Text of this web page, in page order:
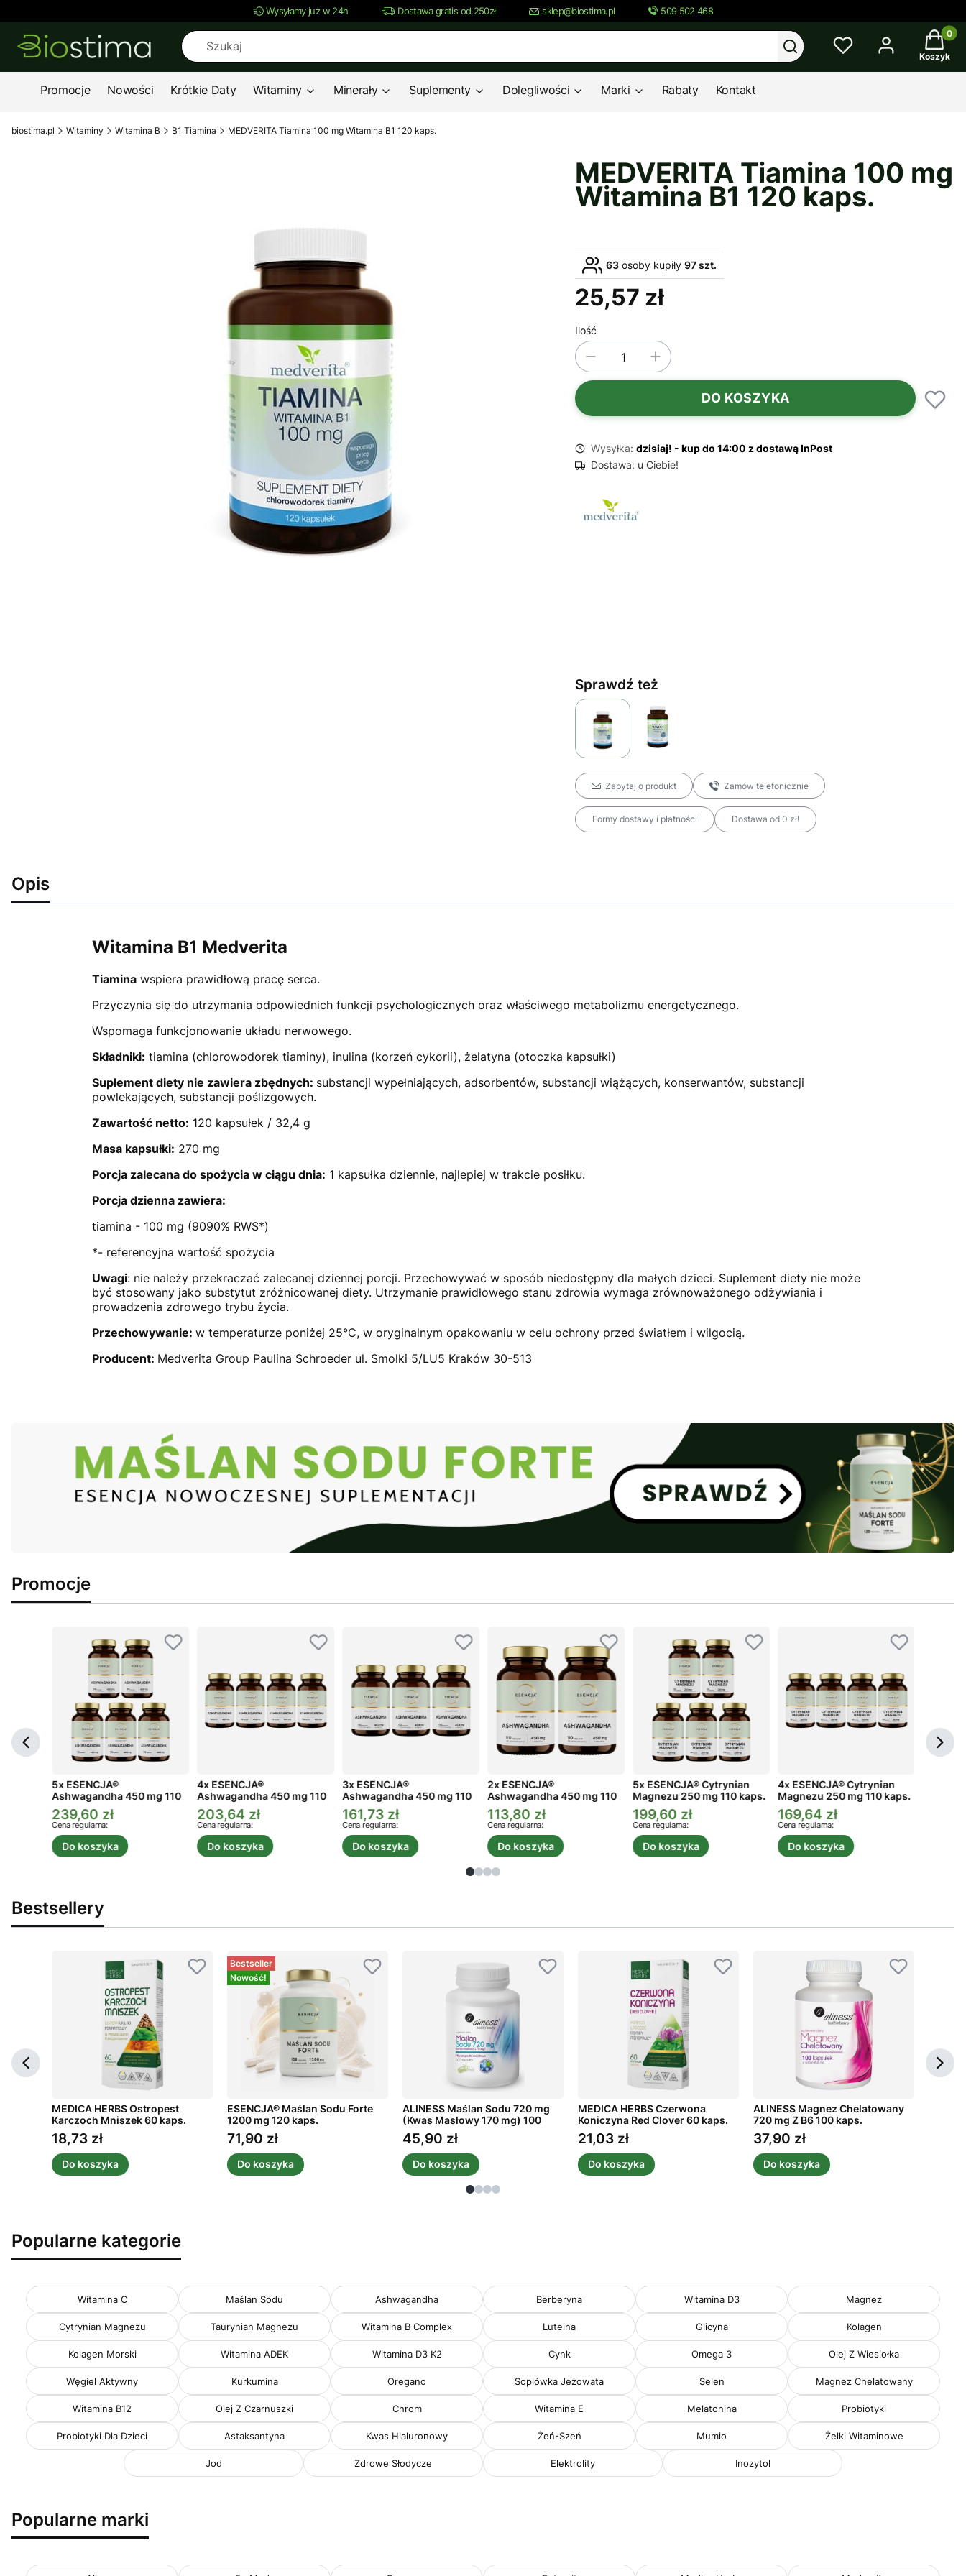
Wysyłamy już w 24h Dostawa gratis od 250zł sklep@biostima.pl 509 502 468
WyczyśćSzukaj
Twój
Koszyk
Promocje Nowości Krótkie Daty Witaminy Minerały Suplementy Dolegliwości Marki Rabaty Kontakt
biostima.pl Witaminy Witamina B B1 Tiamina MEDVERITA Tiamina 100 mg Witamina B1 120 kaps.
MEDVERITA Tiamina 100 mg
Witamina B1 120 kaps.
63 osoby kupiły 97 szt.
Cena
25,57 zł
Ilość
DO KOSZYKA
Wysyłka: dzisiaj! - kup do 14:00 z dostawą InPost
Dostawa: u Ciebie!
Sprawdź też
Zapytaj o produkt Zamów telefonicznie
Formy dostawy i płatności Dostawa od 0 zł!
Opis
Witamina B1 Medverita
Tiamina wspiera prawidłową pracę serca.
Przyczynia się do utrzymania odpowiednich funkcji psychologicznych oraz właściwego metabolizmu energetycznego.
Wspomaga funkcjonowanie układu nerwowego.
Składniki: tiamina (chlorowodorek tiaminy), inulina (korzeń cykorii), żelatyna (otoczka kapsułki)
Suplement diety nie zawiera zbędnych: substancji wypełniających, adsorbentów, substancji wiążących, konserwantów, substancji
powlekających, substancji poślizgowych.
Zawartość netto: 120 kapsułek / 32,4 g
Masa kapsułki: 270 mg
Porcja zalecana do spożycia w ciągu dnia: 1 kapsułka dziennie, najlepiej w trakcie posiłku.
Porcja dzienna zawiera:
tiamina - 100 mg (9090% RWS*)
*- referencyjna wartość spożycia
Uwagi: nie należy przekraczać zalecanej dziennej porcji. Przechowywać w sposób niedostępny dla małych dzieci. Suplement diety nie może
być stosowany jako substytut zróżnicowanej diety. Utrzymanie prawidłowego stanu zdrowia wymaga zrównoważonego odżywiania i
prowadzenia zdrowego trybu życia.
Przechowywanie: w temperaturze poniżej 25°C, w oryginalnym opakowaniu w celu ochrony przed światłem i wilgocią.
Producent: Medverita Group Paulina Schroeder ul. Smolki 5/LU5 Kraków 30-513
Promocje
5x ESENCJA®
Ashwagandha 450 mg 110
kaps.
Cena promocyjna
239,60 zł
Cena regularna:
Do koszyka
4x ESENCJA®
Ashwagandha 450 mg 110
kaps.
Cena promocyjna
203,64 zł
Cena regularna:
Do koszyka
3x ESENCJA®
Ashwagandha 450 mg 110
kaps.
Cena promocyjna
161,73 zł
Cena regularna:
Do koszyka
2x ESENCJA®
Ashwagandha 450 mg 110
kaps.
Cena promocyjna
113,80 zł
Cena regularna:
Do koszyka
5x ESENCJA® Cytrynian
Magnezu 250 mg 110 kaps.
Cena promocyjna
199,60 zł
Cena regularna:
Do koszyka
4x ESENCJA® Cytrynian
Magnezu 250 mg 110 kaps.
Cena promocyjna
169,64 zł
Cena regularna:
Do koszyka
Bestsellery
MEDICA HERBS Ostropest
Karczoch Mniszek 60 kaps.
Cena
18,73 zł
Do koszyka
Bestseller
Nowość!
ESENCJA® Maślan Sodu Forte
1200 mg 120 kaps.
Cena
71,90 zł
Do koszyka
ALINESS Maślan Sodu 720 mg
(Kwas Masłowy 170 mg) 100
kaps.
Cena
45,90 zł
Do koszyka
MEDICA HERBS Czerwona
Koniczyna Red Clover 60 kaps.
Cena
21,03 zł
Do koszyka
ALINESS Magnez Chelatowany
720 mg Z B6 100 kaps.
Cena
37,90 zł
Do koszyka
Popularne kategorie
Witamina C Maślan Sodu Ashwagandha Berberyna Witamina D3 Magnez
Cytrynian Magnezu Taurynian Magnezu Witamina B Complex Luteina Glicyna Kolagen
Kolagen Morski Witamina ADEK Witamina D3 K2 Cynk Omega 3 Olej Z Wiesiołka
Węgiel Aktywny Kurkumina Oregano Soplówka Jeżowata Selen Magnez Chelatowany
Witamina B12 Olej Z Czarnuszki Chrom Witamina E Melatonina Probiotyki
Probiotyki Dla Dzieci Astaksantyna Kwas Hialuronowy Żeń-Szeń Mumio Żelki Witaminowe
Jod Zdrowe Słodycze Elektrolity Inozytol
Popularne marki